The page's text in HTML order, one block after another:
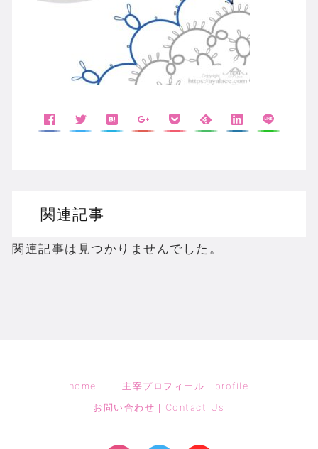
関連記事
関連記事は見つかりませんでした。
home
主宰プロフィール｜profile
お問い合わせ｜Contact Us